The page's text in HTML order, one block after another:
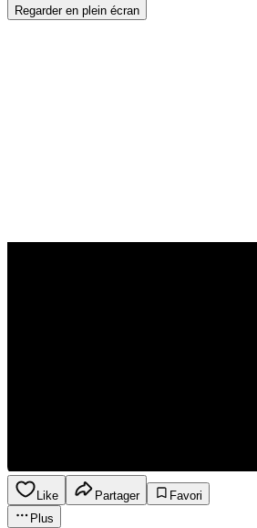
Regarder en plein écran
Like Partager
Favori
Plus